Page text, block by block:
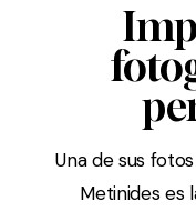
Una de sus
Metinides es